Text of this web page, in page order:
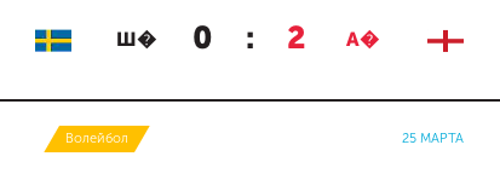
Ш� 0 : 2 А�
Волейбол 25 МАРТА